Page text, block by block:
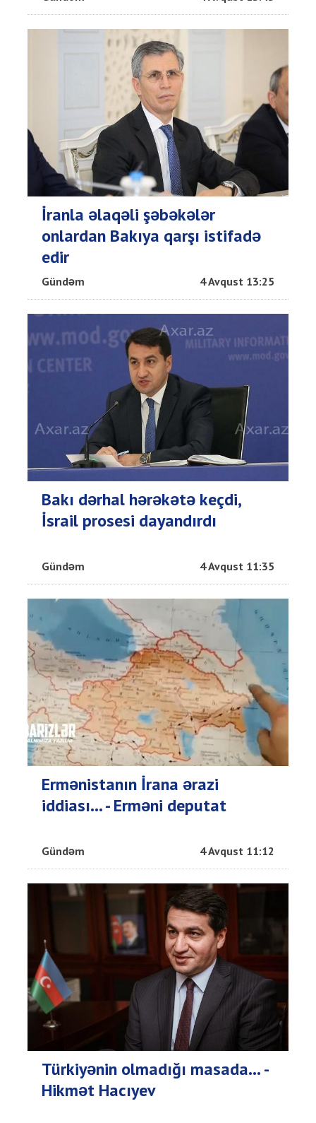
İranla əlaqəli şəbəkələr
onlardan Bakıya qarşı istifadə
edir
Gündəm 4 Avqust 13:25
Bakı dərhal hərəkətə keçdi,
İsrail prosesi dayandırdı
Gündəm 4 Avqust 11:35
Ermənistanın İrana ərazi
iddiası... - Erməni deputat
Gündəm 4 Avqust 11:12
Türkiyənin olmadığı masada… -
Hikmət Hacıyev